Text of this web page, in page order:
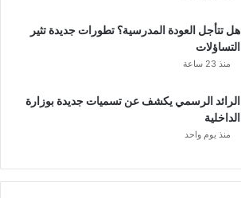
هل تتأجل العودة المدرسية؟ تطورات جديدة تثير
التساؤلات
منذ 23 ساعة
الرائد الرسمي يكشف عن تسميات جديدة بوزارة
الداخلية
منذ يوم واحد